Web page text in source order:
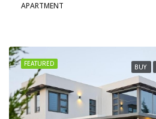
APARTMENT
FEATURED BUY